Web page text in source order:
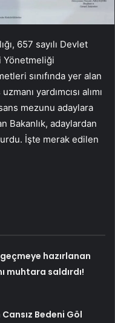
657 sayılı Devlet
Yönetmeliği
sınıfında yer alan
yardımcısı alımı
mezunu adaylara
Bakanlık, adaylardan
İşte merak edilen
geçmeye hazırlanan
muhtara saldırdı!
Bedeni Göl